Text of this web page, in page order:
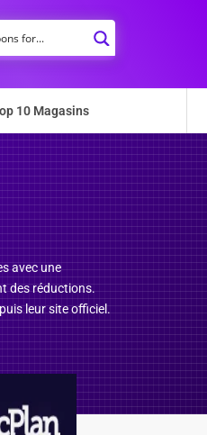
10 Magasins
avec une
des réductions.
leur site officiel.